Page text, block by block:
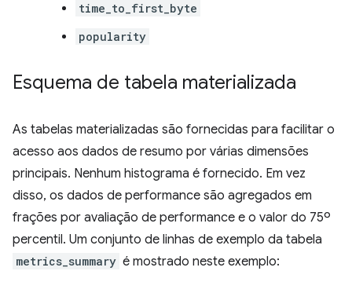
time_to_first_byte
popularity
Esquema de tabela materializada
As tabelas materializadas são fornecidas para facilitar o
acesso aos dados de resumo por várias dimensões
principais. Nenhum histograma é fornecido. Em vez
disso, os dados de performance são agregados em
frações por avaliação de performance e o valor do 75º
percentil. Um conjunto de linhas de exemplo da tabela
metrics_summary é mostrado neste exemplo: